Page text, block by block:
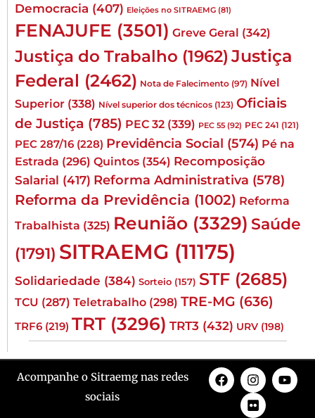
Democracia (407) Eleições no SITRAEMG (81)
FENAJUFE (3501) Greve Geral (342)
Justiça do Trabalho (1962) Justiça
Federal (2462) Nota de Falecimento (97) Nível
Superior (338) Nível superior dos técnicos (123) Oficiais
de Justiça (785) PEC 32 (339) PEC 55 (92) PEC 241 (121)
PEC 287/16 (228) Previdência Social (574) Pé na
Estrada (296) Quintos (354) Recomposição
Salarial (417) Reforma Administrativa (578)
Reforma da Previdência (1002) Reforma
Trabalhista (325) Reunião (3329) Saúde
(1791) SITRAEMG (11175)
Solidariedade (384) Sorteio (157) STF (2685)
TCU (287) Teletrabalho (298) TRE-MG (636)
TRF6 (219) TRT (3296) TRT3 (432) URV (198)
Acompanhe o Sitraemg nas redes
sociais